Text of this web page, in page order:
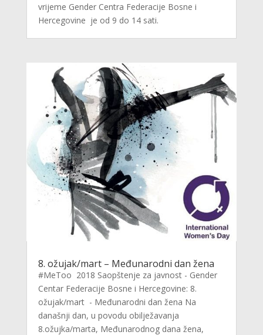
vrijeme Gender Centra Federacije Bosne i
Hercegovine je od 9 do 14 sati.
8. ožujak/mart – Međunarodni dan žena
#MeToo 2018 Saopštenje za javnost - Gender
Centar Federacije Bosne i Hercegovine: 8.
ožujak/mart - Međunarodni dan žena Na
današnji dan, u povodu obilježavanja
8.ožujka/marta, Međunarodnog dana žena,